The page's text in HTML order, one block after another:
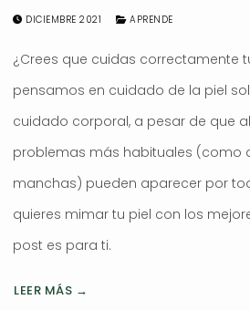
DICIEMBRE 2021 APRENDE
¿Crees que cuidas correctamente
pensamos en cuidado de la piel
cuidado corporal, a pesar de que
problemas más habituales (como
manchas) pueden aparecer por
quieres mimar tu piel con los
post es para ti.
LEER MÁS →